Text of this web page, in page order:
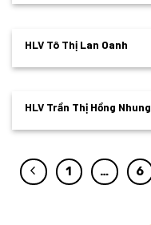
HLV Tô Thị Lan Oanh
HLV Trần Thị Hồng Nhung
1 … 6